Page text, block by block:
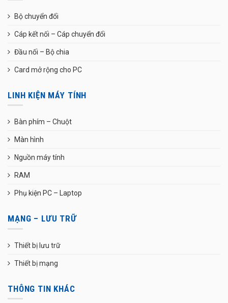
Bộ chuyển đổi
Cáp kết nối – Cáp chuyển đổi
Đầu nối – Bộ chia
Card mở rộng cho PC
LINH KIỆN MÁY TÍNH
Bàn phím – Chuột
Màn hình
Nguồn máy tính
RAM
Phụ kiện PC – Laptop
MẠNG – LƯU TRỮ
Thiết bị lưu trữ
Thiết bị mạng
THÔNG TIN KHÁC